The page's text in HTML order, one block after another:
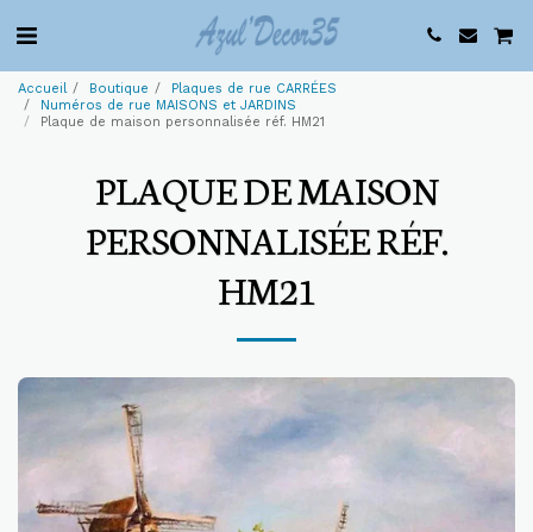
Accueil Boutique
Plaques de rue CARRÉES
Numéros de rue MAISONS et JARDINS
Plaque de maison personnalisée réf. HM21
PLAQUE DE MAISON
PERSONNALISÉE RÉF.
HM21